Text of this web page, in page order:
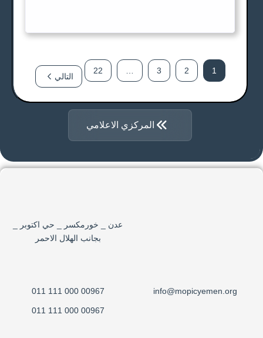
1
2
3
22
التالي
المركزي الاعلامي
عدن _ خورمكسر _ حي اكتوبر _
بجانب الهلال الاحمر
info@mopicyemen.org
00967 000 111 011
00967 000 111 011